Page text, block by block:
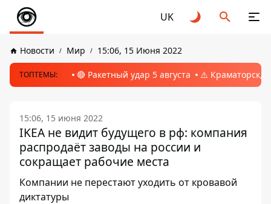
UK
Новости Мир 15:06, 15 Июня 2022
ТОПТЕМЫ: 🔴 Ракетный удар 5 августа ⚠️ Краматорск,
15:06, 15 июня 2022
IKEA не видит будущего в рф: компания
распродаёт заводы на россии и
сокращает рабочие места
Компании не перестают уходить от кровавой
диктатуры